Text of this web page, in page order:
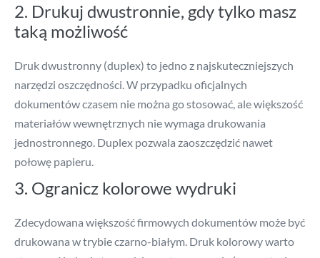
2. Drukuj dwustronnie, gdy tylko masz
taką możliwość
Druk dwustronny (duplex) to jedno z najskuteczniejszych
narzędzi oszczędności. W przypadku oficjalnych
dokumentów czasem nie można go stosować, ale większość
materiałów wewnętrznych nie wymaga drukowania
jednostronnego. Duplex pozwala zaoszczędzić nawet
połowę papieru.
3. Ogranicz kolorowe wydruki
Zdecydowana większość firmowych dokumentów może być
drukowana w trybie czarno-białym. Druk kolorowy warto